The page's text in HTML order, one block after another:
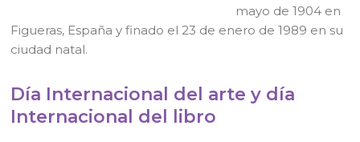
mayo de 1904 en
Figueras, España y finado el 23 de enero de 1989 en su
ciudad natal.
Día Internacional del arte y día
Internacional del libro